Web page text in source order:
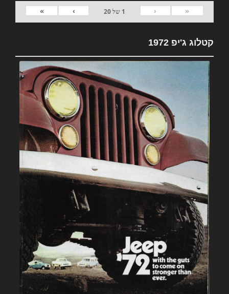
«
‹
1 של20
›
»
קטלוג ג'יפ 1972